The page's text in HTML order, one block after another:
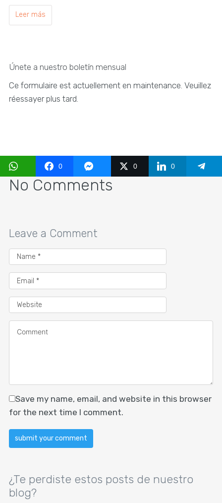
Leer más
Únete a nuestro boletín mensual
Ce formulaire est actuellement en maintenance. Veuillez
réessayer plus tard.
0 0 0
No Comments
Leave a Comment
Save my name, email, and website in this browser
for the next time I comment.
¿Te perdiste estos posts de nuestro
blog?